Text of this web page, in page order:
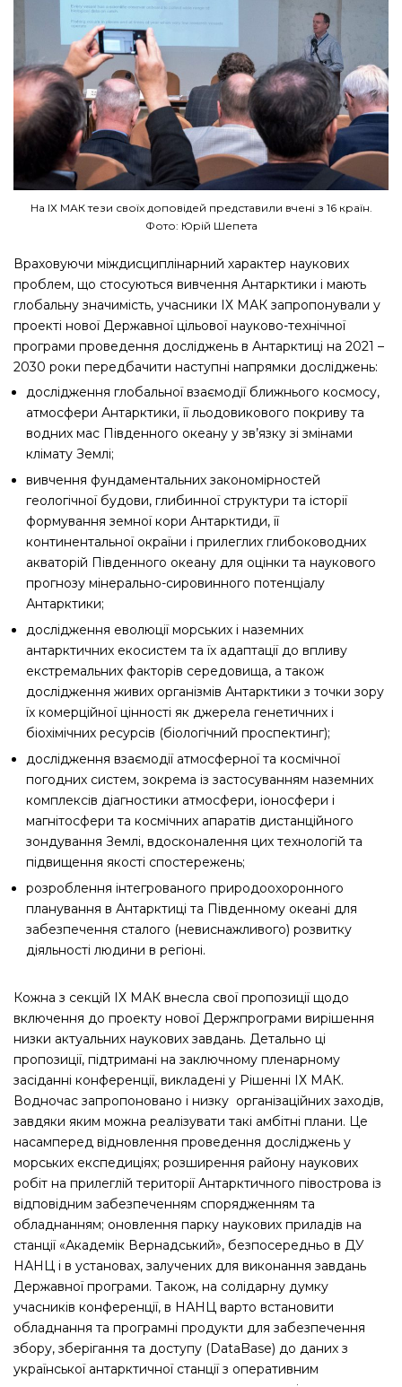
На ІХ МАК тези своїх доповідей представили вчені з 16 країн.
Фото: Юрій Шепета
Враховуючи міждисциплінарний характер наукових
проблем, що стосуються вивчення Антарктики і мають
глобальну значимість, учасники ІХ МАК запропонували у
проекті нової Державної цільової науково-технічної
програми проведення досліджень в Антарктиці на 2021 –
2030 роки передбачити наступні напрямки досліджень:
дослідження глобальної взаємодії ближнього космосу,
атмосфери Антарктики, її льодовикового покриву та
водних мас Південного океану у зв’язку зі змінами
клімату Землі;
вивчення фундаментальних закономірностей
геологічної будови, глибинної структури та історії
формування земної кори Антарктиди, її
континентальної окраїни і прилеглих глибоководних
акваторій Південного океану для оцінки та наукового
прогнозу мінерально-сировинного потенціалу
Антарктики;
дослідження еволюції морських і наземних
антарктичних екосистем та їх адаптації до впливу
екстремальних факторів середовища, а також
дослідження живих організмів Антарктики з точки зору
їх комерційної цінності як джерела генетичних і
біохімічних ресурсів (біологічний проспектинг);
дослідження взаємодії атмосферної та космічної
погодних систем, зокрема із застосуванням наземних
комплексів діагностики атмосфери, іоносфери і
магнітосфери та космічних апаратів дистанційного
зондування Землі, вдосконалення цих технологій та
підвищення якості спостережень;
розроблення інтегрованого природоохоронного
планування в Антарктиці та Південному океані для
забезпечення сталого (невиснажливого) розвитку
діяльності людини в регіоні.
Кожна з секцій ІХ МАК внесла свої пропозиції щодо
включення до проекту нової Держпрограми вирішення
низки актуальних наукових завдань. Детально ці
пропозиції, підтримані на заключному пленарному
засіданні конференції, викладені у Рішенні ІХ МАК.
Водночас запропоновано і низку організаційних заходів,
завдяки яким можна реалізувати такі амбітні плани. Це
насамперед відновлення проведення досліджень у
морських експедиціях; розширення району наукових
робіт на прилеглій території Антарктичного півострова із
відповідним забезпеченням спорядженням та
обладнанням; оновлення парку наукових приладів на
станції «Академік Вернадський», безпосередньо в ДУ
НАНЦ і в установах, залучених для виконання завдань
Державної програми. Також, на солідарну думку
учасників конференції, в НАНЦ варто встановити
обладнання та програмні продукти для забезпечення
збору, зберігання та доступу (DataBase) до даних з
української антарктичної станції з оперативним